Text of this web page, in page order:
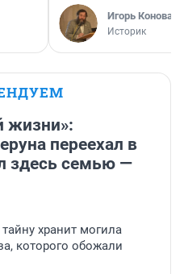
Игорь
Историк
жизни»:
переехал в
здесь семью —
хранит могила
которого обожали